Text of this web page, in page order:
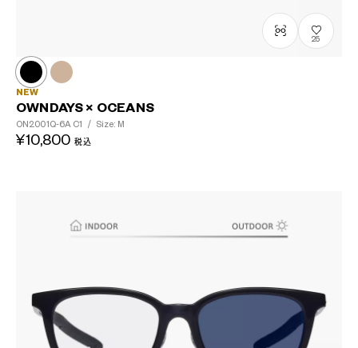
25
NEW
OWNDAYS × OCEANS
ON2001Q-6A C1 / Size: M
¥10,800 税込